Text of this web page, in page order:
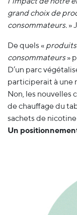
grand choix de
consommateurs. »
De quels « produits
consommateurs»
D’un parc
participerait à une
Non, les nouvelles
de chauffage du
sachets de
Un